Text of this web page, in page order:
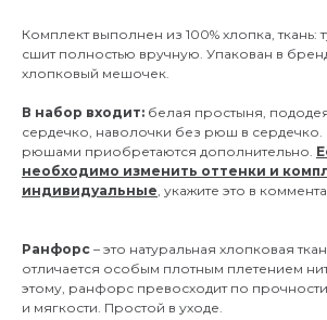
Комплект выполнен из 100% хлопка,
сшит полностью вручную. Упакован в
хлопковый мешочек.
В набор входит: белая простыня,
сердечко, наволочки без рюш в
рюшами приобретаются дополнительно.
необходимо изменить оттенки и
индивидуальные, укажите это в
Ранфорс – это натуральная хлопковая
отличается особым плотным плетением
этому, ранфорс превосходит по
и мягкости. Простой в уходе.